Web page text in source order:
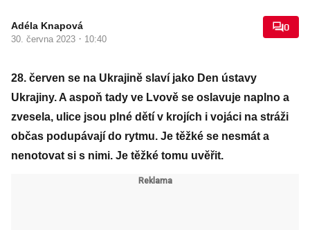
Adéla Knapová
30. června 2023 · 10:40
0
28. červen se na Ukrajině slaví jako Den ústavy
Ukrajiny. A aspoň tady ve Lvově se oslavuje naplno a
zvesela, ulice jsou plné dětí v krojích i vojáci na stráži
občas podupávají do rytmu. Je těžké se nesmát a
nenotovat si s nimi. Je těžké tomu uvěřit.